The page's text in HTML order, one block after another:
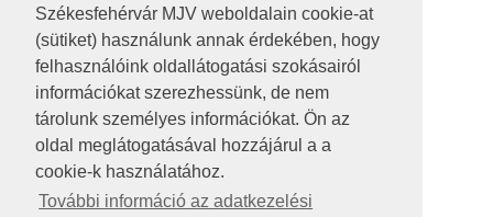
Székesfehérvár MJV weboldalain cookie-at
(sütiket) használunk annak érdekében, hogy
felhasználóink oldallátogatási szokásairól
információkat szerezhessünk, de nem
tárolunk személyes információkat. Ön az
oldal meglátogatásával hozzájárul a a
cookie-k használatához.
További információ az adatkezelési
RSS
A HONLAP 2017.03.31-I ÁLLAPOTA
JOGI NYILATKOZAT
IMPRESSZUM